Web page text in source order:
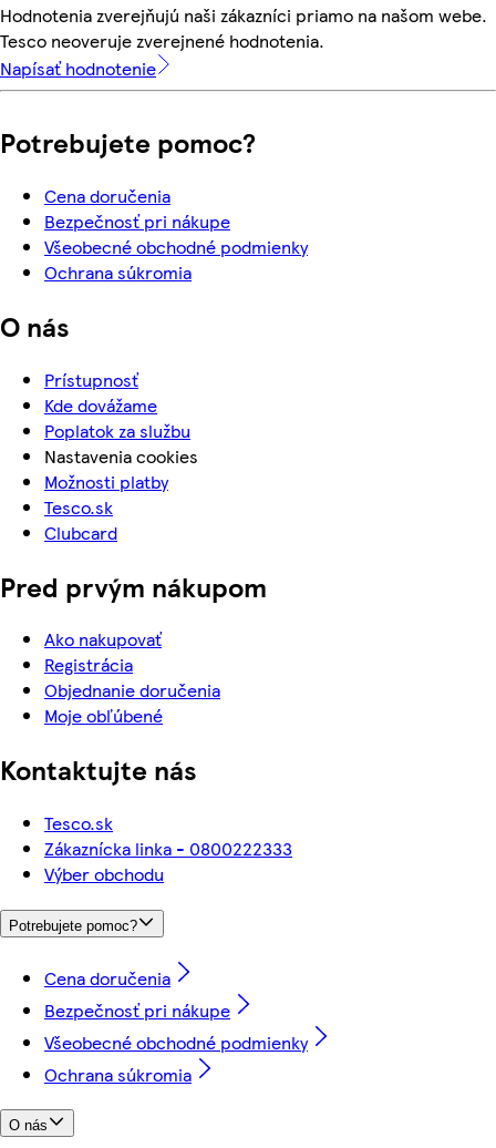
Hodnotenia zverejňujú naši zákazníci priamo na našom webe.
Tesco neoveruje zverejnené hodnotenia.
Napísať hodnotenie
Potrebujete pomoc?
Cena doručenia
Bezpečnosť pri nákupe
Všeobecné obchodné podmienky
Ochrana súkromia
O nás
Prístupnosť
Kde dovážame
Poplatok za službu
Nastavenia cookies
Možnosti platby
Tesco.sk
Clubcard
Pred prvým nákupom
Ako nakupovať
Registrácia
Objednanie doručenia
Moje obľúbené
Kontaktujte nás
Tesco.sk
Zákaznícka linka - 0800222333
Výber obchodu
Potrebujete pomoc?
Cena doručenia
Bezpečnosť pri nákupe
Všeobecné obchodné podmienky
Ochrana súkromia
O nás